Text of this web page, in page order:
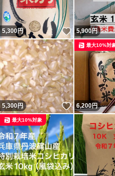
5,300円 いいね！
5,900円
5,300円 いいね！
6,200円
最大10%対
最大10%対象